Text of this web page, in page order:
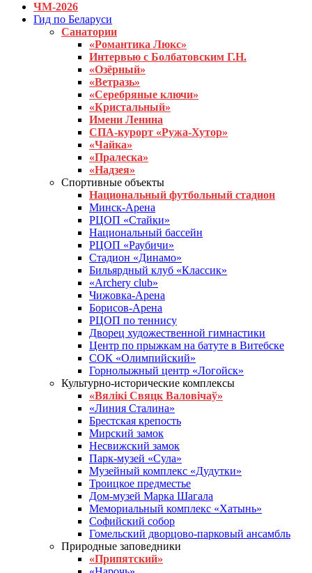
ЧМ-2026
Гид по Беларуси
Санатории
«Романтика Люкс»
Интервью с Болбатовским Г.Н.
«Озёрный»
«Ветразь»
«Серебряные ключи»
«Кристальный»
Имени Ленина
СПА-курорт «Ружа-Хутор»
«Чайка»
«Пралеска»
«Надзея»
Спортивные объекты
Национальный футбольный стадион
Минск-Арена
РЦОП «Стайки»
Национальный бассейн
РЦОП «Раубичи»
Стадион «Динамо»
Бильярдный клуб «Классик»
«Archery club»
Чижовка-Арена
Борисов-Арена
РЦОП по теннису
Дворец художественной гимнастики
Центр по прыжкам на батуте в Витебске
СОК «Олимпийский»
Горнолыжный центр «Логойск»
Культурно-исторические комплексы
«Вялікі Свяцк Валовічаў»
«Линия Сталина»
Брестская крепость
Мирский замок
Несвижский замок
Парк-музей «Сула»
Музейный комплекс «Дудутки»
Троицкое предместье
Дом-музей Марка Шагала
Мемориальный комплекс «Хатынь»
Софийский собор
Гомельский дворцово-парковый ансамбль
Природные заповедники
«Припятский»